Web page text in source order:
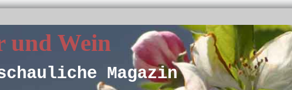
Wein
Magazin